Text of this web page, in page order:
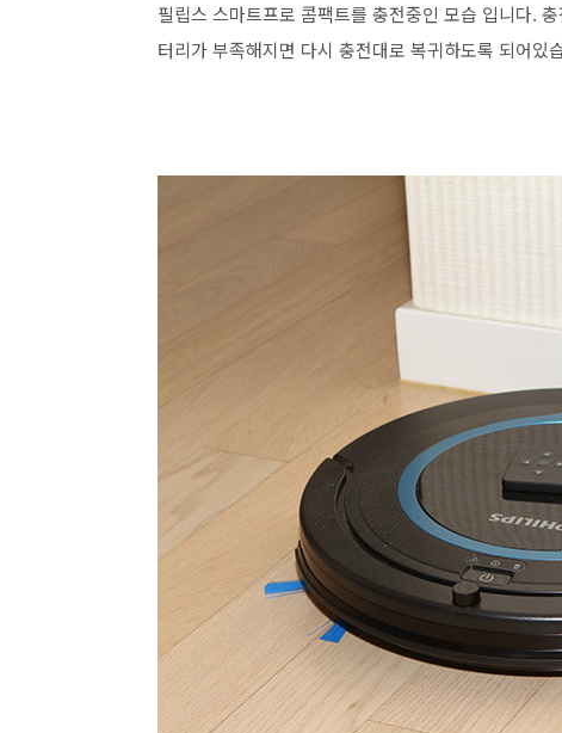
필립스 스마트프로 콤팩트를 충전중인 모습 입니다.
터리가 부족해지면 다시 충전대로 복귀하도록 되어